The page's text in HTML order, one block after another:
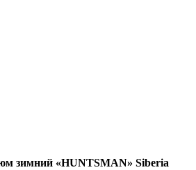
зимний «HUNTSMAN» Siberia